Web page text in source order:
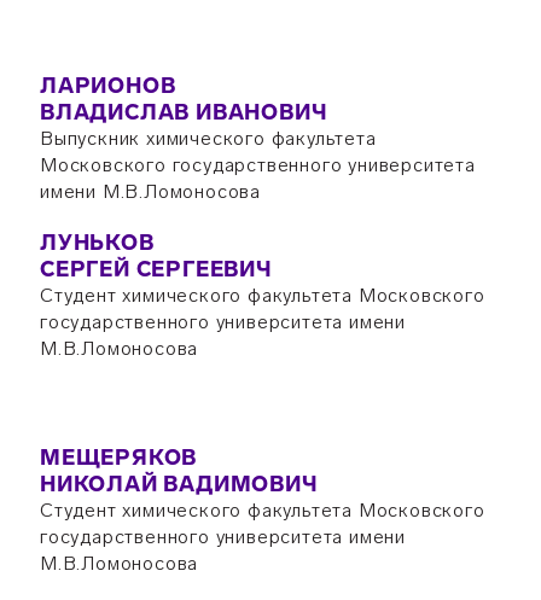
ЛАРИОНОВ
ВЛАДИСЛАВ ИВАНОВИЧ
Выпускник химического факультета
Московского государственного университета
имени М.В.Ломоносова
ЛУНЬКОВ
СЕРГЕЙ СЕРГЕЕВИЧ
Студент химического факультета Московского
государственного университета имени
М.В.Ломоносова
МЕЩЕРЯКОВ
НИКОЛАЙ ВАДИМОВИЧ
Студент химического факультета Московского
государственного университета имени
М.В.Ломоносова